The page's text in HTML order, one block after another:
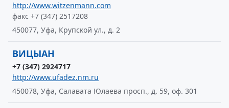
http://www.witzenmann.com
факс +7 (347) 2517208
450077, Уфа, Крупской ул., д. 2
ВИЦЫАН
+7 (347) 2924717
http://www.ufadez.nm.ru
450078, Уфа, Салавата Юлаева просп., д. 59, оф. 301